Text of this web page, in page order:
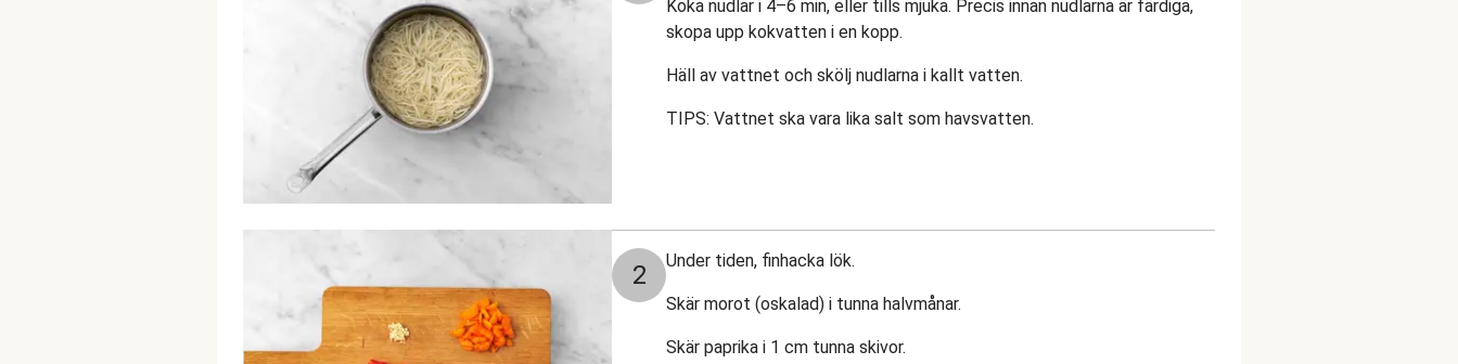
Koka nudlar i 4–6 min, eller tills mjuka. Precis innan nudlarna är färdiga,
skopa upp kokvatten i en kopp.
Häll av vattnet och skölj nudlarna i kallt vatten.
TIPS: Vattnet ska vara lika salt som havsvatten.
2 Under tiden, finhacka lök.
Skär morot (oskalad) i tunna halvmånar.
Skär paprika i 1 cm tunna skivor.